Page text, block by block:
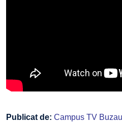
Publicat de: Campus TV Buzau